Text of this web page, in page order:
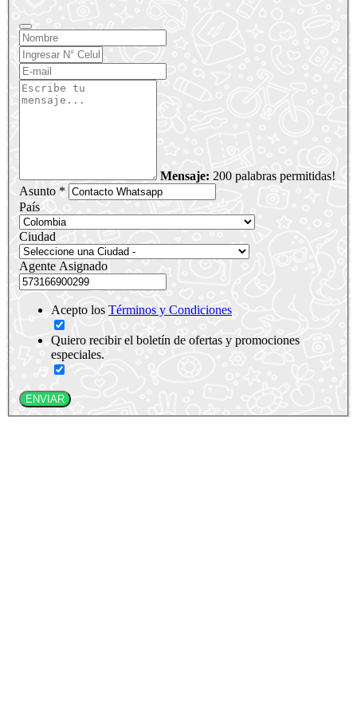
Mensaje: 200 palabras permitidas!
Asunto *
País
Ciudad
Agente Asignado
Acepto los Términos y Condiciones
Quiero recibir el boletín de ofertas y promociones
especiales.
ENVIAR